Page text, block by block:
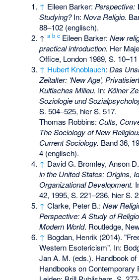
↑ Eileen Barker: Perspective:
Studying?In:Nova Religio.
88–102 (englisch).
↑a b c Eileen Barker:New
practical introduction. Her
Office, London 1989, S.
↑ Hubert Knoblauch:Das
Zeitalter: ‘New Age’,
Kultisches Milieu. In:Kölner
Soziologie und
S. 504–525, hier S. 517.
Thomas Robbins: Cults,
The Sociology of New
Current Sociology. Band 36,
4 (englisch).
↑ David G. Bromley, Anson
in the United States: Origins,
Organizational Development.
42, 1995, S. 221–236, hier S.
↑ Clarke, Peter B.:New
Perspective: A Study of
Modern World. Routledge,
↑ Bogdan, Henrik (2014).
Western Esotericism". In:
Jan A. M. (eds.). Handbook
Handbooks on Contemporary